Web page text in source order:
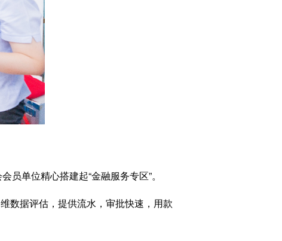
单位精心搭建起“金融服务专区”。
数据评估，提供流水，审批快速，用款